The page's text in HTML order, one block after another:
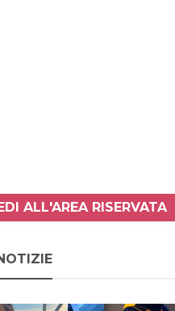
ALL'AREA RISERVATA